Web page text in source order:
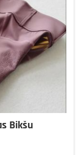
Bikšu